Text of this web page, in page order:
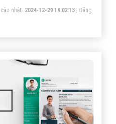
di động. Vậy điều gì đã
trong số những game còn
nhật: 2024-12-29 19:02:13|Đăng